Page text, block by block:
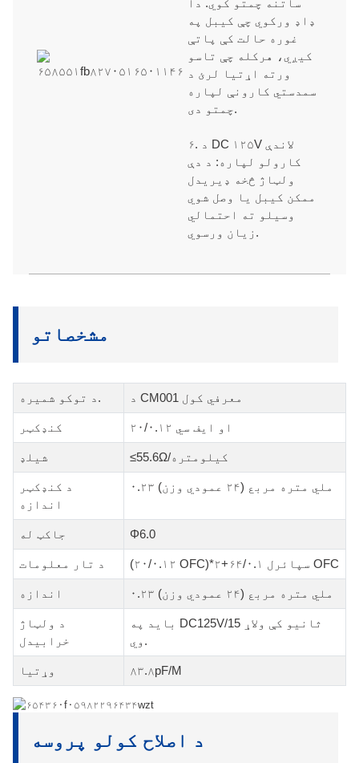
ساتنه چمتو کوي. دا
ډاډ ورکوي چې کیبل په
غوره حالت کې پاتې
کیږي، هرکله چې تاسو
ورته اړتیا لرئ د
سمدستي کارونې لپاره
چمتو دی.
۶. د DC ۱۲۵V لاندې
کارولو لپاره: د دې
ولټاژ څخه ډیریدل
ممکن کیبل یا وصل شوي
وسیلو ته احتمالي
زیان ورسوي.
مشخصاتو
د توکو شمیره. د CM001 معرفي کول
کنډکټر ۲۰/۰.۱۲ او ایف سي
شیلډ ≤55.6Ω/کیلومتره
د کنډکټر
اندازه
۰.۲۳ ملي متره مربع (۲۴ عمودي وزن)
جاکټ له Φ6.0
د تار معلومات (۲۰/۰.۱۲ OFC)*۲+سپائرل ۶۴/۰.۱ OFC
اندازه ۰.۲۳ ملي متره مربع (۲۴ عمودي وزن)
د ولټاژ
خرابیدل
باید په DC125V/15 ثانیو کې ولاړ
وي.
وړتیا ۸۳.۸pF/M
د اصلاح کولو پروسه